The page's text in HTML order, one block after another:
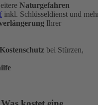
Naturgefahren
inkl. Schlüsseldienst und
Ihrer
Kostenschutz bei Stürzen,